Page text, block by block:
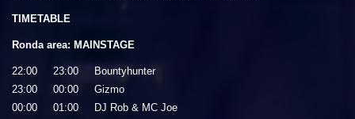
TIMETABLE
Ronda area: MAINSTAGE
22:00 23:00 Bountyhunter
23:00 00:00 Gizmo
00:00 01:00 DJ Rob & MC Joe